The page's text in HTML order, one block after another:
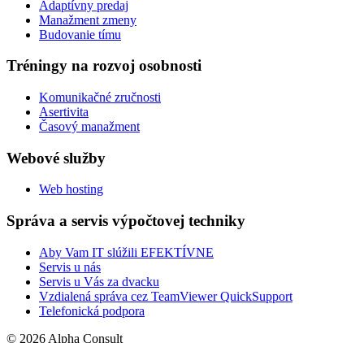
Adaptívny predaj
Manažment zmeny
Budovanie tímu
Tréningy na rozvoj osobnosti
Komunikačné zručnosti
Asertivita
Časový manažment
Webové služby
Web hosting
Správa a servis výpočtovej techniky
Aby Vam IT slúžili EFEKTÍVNE
Servis u nás
Servis u Vás za dvacku
Vzdialená správa cez TeamViewer QuickSupport
Telefonická podpora
© 2026 Alpha Consult